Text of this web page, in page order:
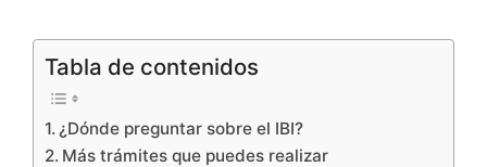
Tabla de contenidos
¿Dónde preguntar sobre el IBI?
Más trámites que puedes realizar